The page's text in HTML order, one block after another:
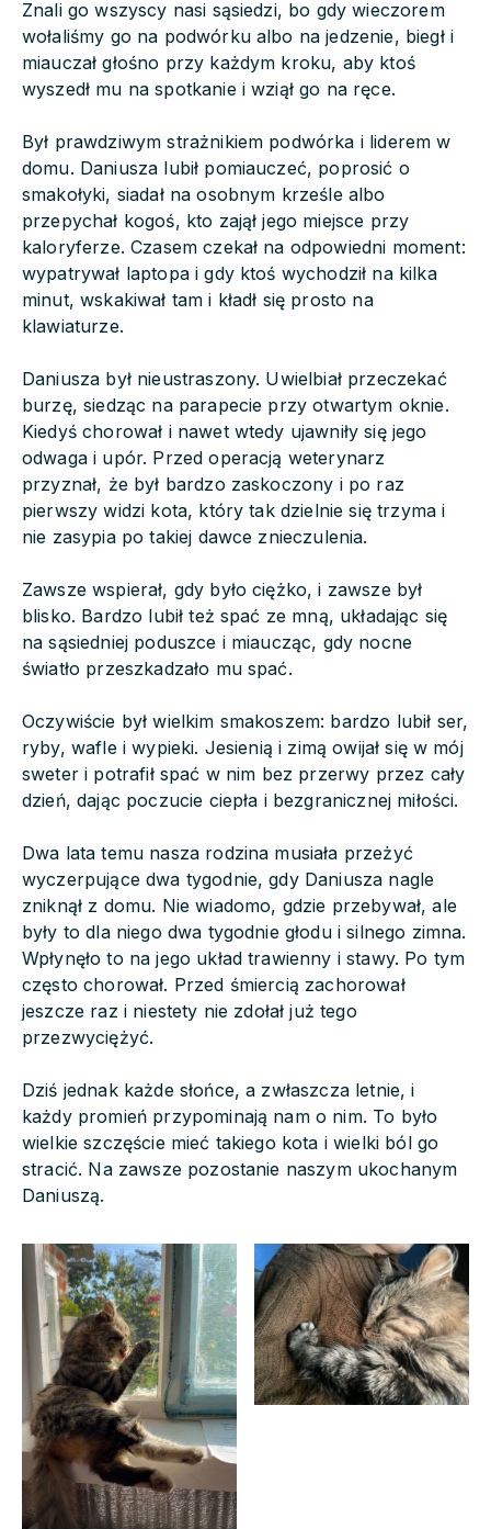
Znali go wszyscy nasi sąsiedzi, bo gdy wieczorem
wołaliśmy go na podwórku albo na jedzenie, biegł i
miauczał głośno przy każdym kroku, aby ktoś
wyszedł mu na spotkanie i wziął go na ręce.
Był prawdziwym strażnikiem podwórka i liderem w
domu. Daniusza lubił pomiauczeć, poprosić o
smakołyki, siadał na osobnym krześle albo
przepychał kogoś, kto zajął jego miejsce przy
kaloryferze. Czasem czekał na odpowiedni moment:
wypatrywał laptopa i gdy ktoś wychodził na kilka
minut, wskakiwał tam i kładł się prosto na
klawiaturze.
Daniusza był nieustraszony. Uwielbiał przeczekać
burzę, siedząc na parapecie przy otwartym oknie.
Kiedyś chorował i nawet wtedy ujawniły się jego
odwaga i upór. Przed operacją weterynarz
przyznał, że był bardzo zaskoczony i po raz
pierwszy widzi kota, który tak dzielnie się trzyma i
nie zasypia po takiej dawce znieczulenia.
Zawsze wspierał, gdy było ciężko, i zawsze był
blisko. Bardzo lubił też spać ze mną, układając się
na sąsiedniej poduszce i miaucząc, gdy nocne
światło przeszkadzało mu spać.
Oczywiście był wielkim smakoszem: bardzo lubił ser,
ryby, wafle i wypieki. Jesienią i zimą owijał się w mój
sweter i potrafił spać w nim bez przerwy przez cały
dzień, dając poczucie ciepła i bezgranicznej miłości.
Dwa lata temu nasza rodzina musiała przeżyć
wyczerpujące dwa tygodnie, gdy Daniusza nagle
zniknął z domu. Nie wiadomo, gdzie przebywał, ale
były to dla niego dwa tygodnie głodu i silnego zimna.
Wpłynęło to na jego układ trawienny i stawy. Po tym
często chorował. Przed śmiercią zachorował
jeszcze raz i niestety nie zdołał już tego
przezwyciężyć.
Dziś jednak każde słońce, a zwłaszcza letnie, i
każdy promień przypominają nam o nim. To było
wielkie szczęście mieć takiego kota i wielki ból go
stracić. Na zawsze pozostanie naszym ukochanym
Daniuszą.